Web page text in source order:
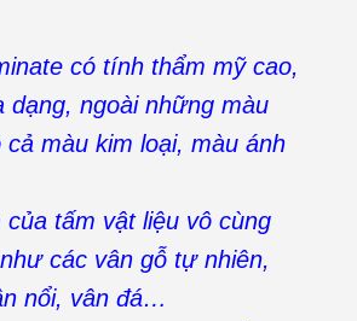
có tính thẩm mỹ cao,
dạng, ngoài những màu
cả màu kim loại, màu ánh
của tấm vật liệu vô cùng
các vân gỗ tự nhiên,
nổi, vân đá…